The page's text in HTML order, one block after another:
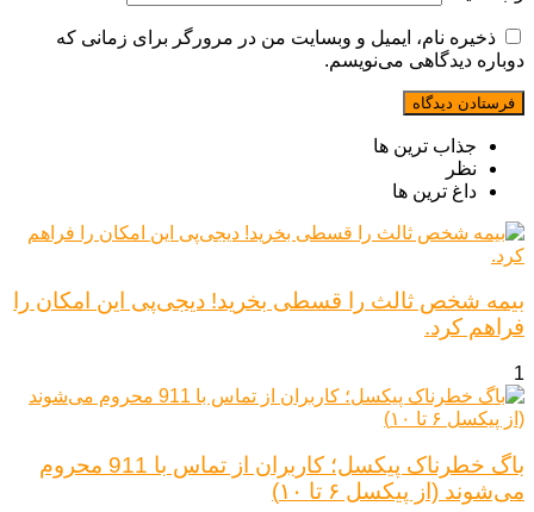
ذخیره نام، ایمیل و وبسایت من در مرورگر برای زمانی که
دوباره دیدگاهی می‌نویسم.
جذاب ترین ها
نظر
داغ ترین ها
بیمه شخص ثالث را قسطی بخرید! دیجی‌پی این امکان را
فراهم کرد.
1
باگ خطرناک پیکسل؛ کاربران از تماس با 911 محروم
می‌شوند (از پیکسل ۶ تا ۱۰)